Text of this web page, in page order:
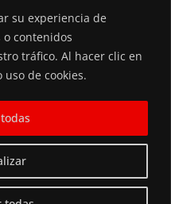
su experiencia de
contenidos
tráfico. Al hacer clic en
de cookies.
Europea –